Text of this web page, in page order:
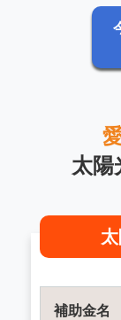
太陽
補助金名